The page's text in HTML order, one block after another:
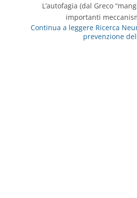
L’autofagia (dal Greco
importanti
Continua a leggere Ricerca
prevenzione